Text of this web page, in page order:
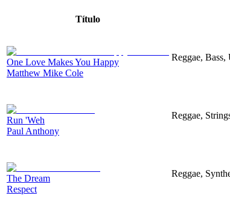
Título
One Love Makes You Happy
Matthew Mike Cole
Reggae, Bass,
Run 'Weh
Paul Anthony
Reggae,
The Dream
Respect
Reggae,